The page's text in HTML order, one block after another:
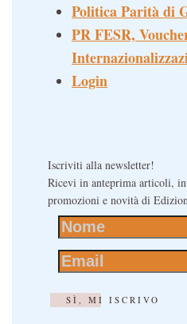
Politica Parità di
PR FESR,
Login
Iscriviti alla newsletter!
Ricevi in anteprima articoli,
promozioni e novità di
SÌ, MI ISCRIVO